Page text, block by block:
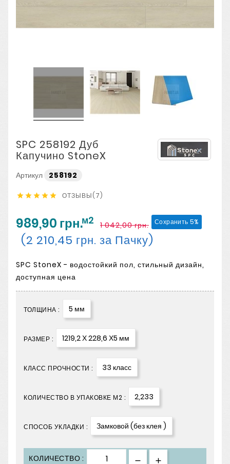
SPC 258192 Дуб
Капучино StoneX
Артикул 258192
     ОТЗЫВЫ(7)
989,90 грн.м2 1 042,00 грн. Сохранить 5%
(2 210,45 грн. за Пачку)
SPC StoneX - водостойкий пол, стильный дизайн,
доступная цена
ТОЛЩИНА : 5 мм
РАЗМЕР : 1219,2 Х 228,6 Х5 мм
КЛАСС ПРОЧНОСТИ : 33 класс
КОЛИЧЕСТВО В УПАКОВКЕ М2 : 2,233
СПОСОБ УКЛАДКИ : Замковой (без клея )
КОЛИЧЕСТВО :